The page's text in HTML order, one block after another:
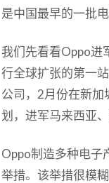
是中国最早的一批
我们先看看Oppo进
行全球扩张的第一
公司，2月份在新
划，进军马来西亚
Oppo制造多种电子
举措。该举措很模